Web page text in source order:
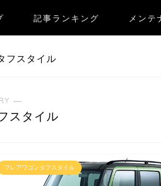
記事ランキング メンテ
フスタイル
―
スタイル
フレアワゴンタフスタイル